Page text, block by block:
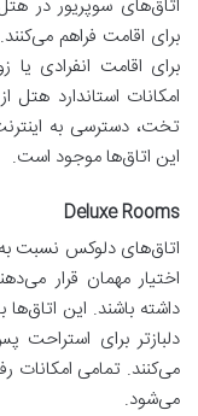
اتاق‌های سوپریور در
برای اقامت انفرادی
امکانات استاندارد
تخت، دسترسی به
این اتاق‌ها موجود است.
Deluxe Rooms
اتاق‌های دلوکس نسبت به
اختیار مهمان قرار
داشته باشند. این
دلبازتر برای استراحت
می‌کنند. تمامی امکانات
می‌شود.